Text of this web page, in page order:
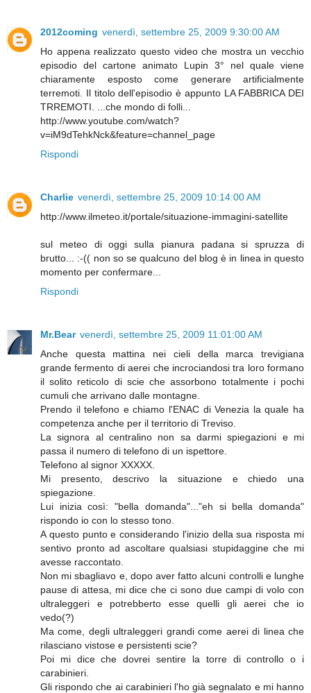
2012coming venerdì, settembre 25, 2009 9:30:00 AM
Ho appena realizzato questo video che mostra un vecchio
episodio del cartone animato Lupin 3° nel quale viene
chiaramente esposto come generare artificialmente
terremoti. Il titolo dell'episodio è appunto LA FABBRICA DEI
TRREMOTI. ...che mondo di folli...
http://www.youtube.com/watch?
v=iM9dTehkNck&feature=channel_page
Rispondi
Charlie venerdì, settembre 25, 2009 10:14:00 AM
http://www.ilmeteo.it/portale/situazione-immagini-satellite
sul meteo di oggi sulla pianura padana si spruzza di
brutto... :-(( non so se qualcuno del blog è in linea in questo
momento per confermare...
Rispondi
Mr.Bear venerdì, settembre 25, 2009 11:01:00 AM
Anche questa mattina nei cieli della marca trevigiana
grande fermento di aerei che incrociandosi tra loro formano
il solito reticolo di scie che assorbono totalmente i pochi
cumuli che arrivano dalle montagne.
Prendo il telefono e chiamo l'ENAC di Venezia la quale ha
competenza anche per il territorio di Treviso.
La signora al centralino non sa darmi spiegazioni e mi
passa il numero di telefono di un ispettore.
Telefono al signor XXXXX.
Mi presento, descrivo la situazione e chiedo una
spiegazione.
Lui inizia così: "bella domanda"..."eh si bella domanda"
rispondo io con lo stesso tono.
A questo punto e considerando l'inizio della sua risposta mi
sentivo pronto ad ascoltare qualsiasi stupidaggine che mi
avesse raccontato.
Non mi sbagliavo e, dopo aver fatto alcuni controlli e lunghe
pause di attesa, mi dice che ci sono due campi di volo con
ultraleggeri e potrebberto esse quelli gli aerei che io
vedo(?)
Ma come, degli ultraleggeri grandi come aerei di linea che
rilasciano vistose e persistenti scie?
Poi mi dice che dovrei sentire la torre di controllo o i
carabinieri.
Gli rispondo che ai carabinieri l'ho già segnalato e mi hanno